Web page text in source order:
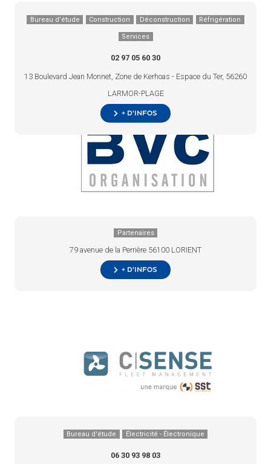
Bureau d'étude Construction Déconstruction Réfrigération
Services
02 97 05 60 30
13 Boulevard Jean Monnet, Zone de Kerhoas - Espace du Ter, 56260
LARMOR-PLAGE
+ d’infos
Partenaires
79 avenue de la Perrière 56100 LORIENT
+ d’infos
Bureau d'étude Électricité - Électronique
06 30 93 98 03